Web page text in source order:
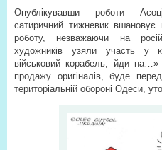
Опублікувавши роботи
сатиричний тижневик
роботу, незважаючи на
художників узяли участь у
військовий корабель, йди
продажу оригіналів, буде
територіальній обороні Одеси,